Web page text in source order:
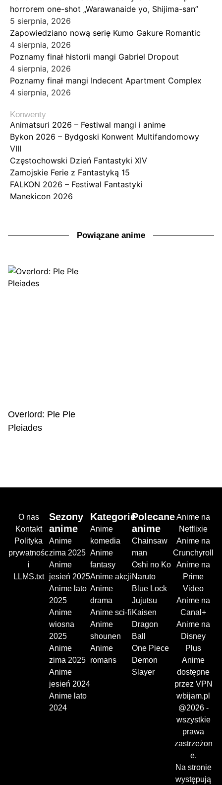
horrorem one-shot „Warawanaide yo, Shijima-san”
5 sierpnia, 2026
Zapowiedziano nową serię Kumo Gakure Romantic
4 sierpnia, 2026
Poznamy finał historii mangi Gabriel Dropout
4 sierpnia, 2026
Poznamy finał mangi Indecent Apartment Complex
4 sierpnia, 2026
Konwenty
Animatsuri 2026 – Festiwal mangi i anime
Bykon 2026 – Bydgoski Konwent Multifandomowy
VIII
Częstochowski Dzień Fantastyki XIV
Zamojskie Ferie z Fantastyką 15
FALKON 2026 – Festiwal Fantastyki
Manekicon 2026
Powiązane anime
Overlord: Ple Ple
Pleiades
O nas
Kontakt
Polityka
prywatnośc
i
LLMS.txt
Sezony
anime
Anime
zima 2025
Anime
jesień 2025
Anime lato
2025
Anime
wiosna
2025
Anime
zima 2025
Anime
jesień 2024
Anime lato
2024
Kategorie
Anime
komedia
Anime
fantasy
Anime akcji
Anime
drama
Anime sci-fi
Anime
shounen
Anime
romans
Polecane
anime
Chainsaw
man
Oshi no Ko
Naruto
Blue Lock
Jujutsu
Kaisen
Dragon
Ball
One Piece
Demon
Slayer
Anime na
Netflixie
Anime na
Crunchyroll
Anime na
Prime
Video
Anime na
Canal+
Anime na
Disney
Plus
Anime
dostępne
przez VPN
wbijam.pl
@2026 -
wszystkie
prawa
zastrzeżon
e.
Na stronie
występują